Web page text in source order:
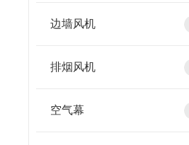
边墙风机
排烟风机
空气幕